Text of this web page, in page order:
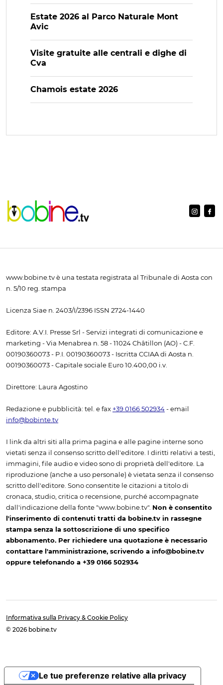
Estate 2026 al Parco Naturale Mont
Avic
Visite gratuite alle centrali e dighe di
Cva
Chamois estate 2026
www.bobine.tv è una testata registrata al Tribunale di Aosta con
n. 5/10 reg. stampa
Licenza Siae n. 2403/I/2396 ISSN 2724-1440
Editore: A.V.I. Presse Srl - Servizi integrati di comunicazione e
marketing - Via Menabrea n. 58 - 11024 Châtillon (AO) - C.F.
00190360073 - P.I. 00190360073 - Iscritta CCIAA di Aosta n.
00190360073 - Capitale sociale Euro 10.400,00 i.v.
Direttore: Laura Agostino
Redazione e pubblicità: tel. e fax +39 0166 502934 - email
info@bobinte.tv
I link da altri siti alla prima pagina e alle pagine interne sono
vietati senza il consenso scritto dell'editore. I diritti relativi a testi,
immagini, file audio e video sono di proprietà dell'editore. La
riproduzione (anche a uso personale) è vietata senza il consenso
scritto dell'editore. Sono consentite le citazioni a titolo di
cronaca, studio, critica o recensione, purché accompagnate
dall'indicazione della fonte "www.bobine.tv". Non è consentito
l'inserimento di contenuti tratti da bobine.tv in rassegne
stampa senza la sottoscrizione di uno specifico
abbonamento. Per richiedere una quotazione è necessario
contattare l'amministrazione, scrivendo a info@bobine.tv
oppure telefonando a +39 0166 502934
Informativa sulla Privacy & Cookie Policy
© 2026 bobine.tv
Le tue preferenze relative alla privacy